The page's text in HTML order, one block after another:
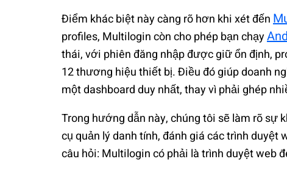
Điểm khác biệt này càng rõ hơn khi xét đến
profiles, Multilogin còn cho phép bạn chạy
thái, với phiên đăng nhập được giữ ổn định,
12 thương hiệu thiết bị. Điều đó giúp doanh
một dashboard duy nhất, thay vì phải ghép
Trong hướng dẫn này, chúng tôi sẽ làm rõ sự
cụ quản lý danh tính, đánh giá các trình
câu hỏi: Multilogin có phải là trình duyệt web